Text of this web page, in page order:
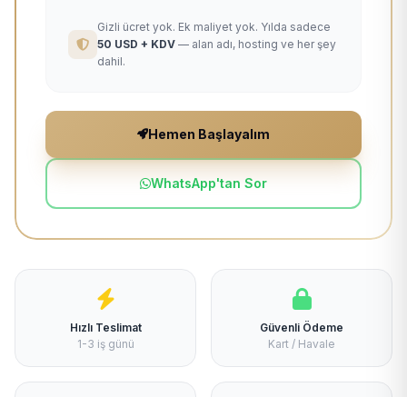
Gizli ücret yok. Ek maliyet yok. Yılda sadece
50 USD + KDV — alan adı, hosting ve her şey
dahil.
Hemen Başlayalım
WhatsApp'tan Sor
Hızlı Teslimat
1-3 iş günü
Güvenli Ödeme
Kart / Havale